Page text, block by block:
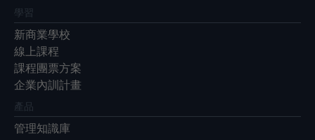
學習
新商業學校
線上課程
課程團票方案
企業內訓計畫
產品
管理知識庫